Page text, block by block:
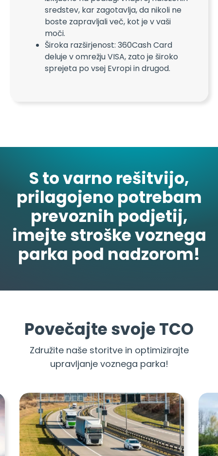
sredstev, kar zagotavlja, da nikoli ne
boste zapravljali več, kot je v vaši
moči.
Široka razširjenost: 360Cash Card
deluje v omrežju VISA, zato je široko
sprejeta po vsej Evropi in drugod.
S to varno rešitvijo,
prilagojeno potrebam
prevoznih podjetij,
imejte stroške voznega
parka pod nadzorom!
Povečajte svoje TCO
Združite naše storitve in optimizirajte
upravljanje voznega parka!